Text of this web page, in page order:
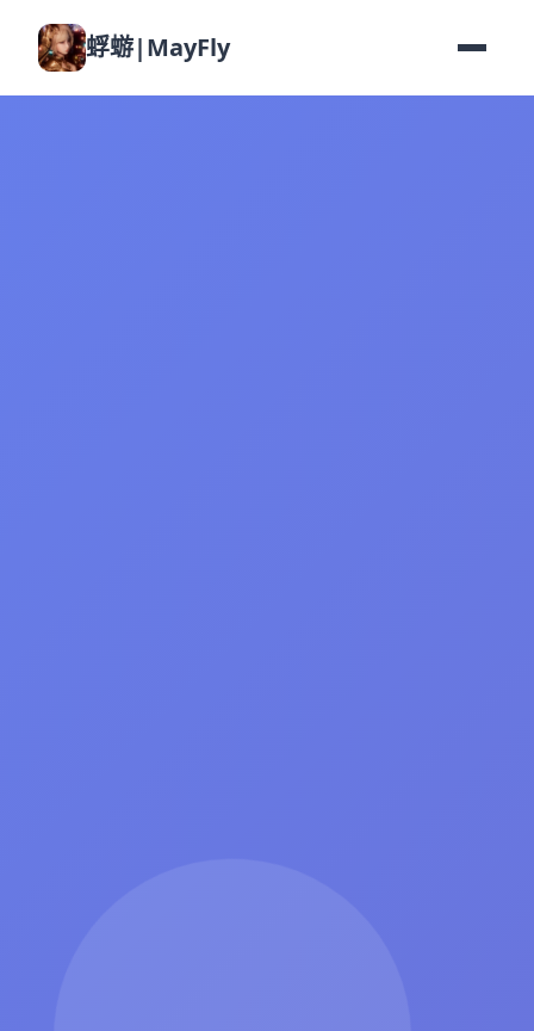
蜉蝣|MayFly